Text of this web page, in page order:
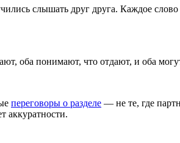
слышать друг друга. Каждое
оба понимают, что отдают, и оба
переговоры о разделе — не те, где
аккуратности.